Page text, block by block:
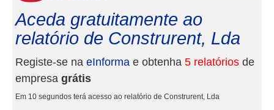
Aceda gratuitamente ao
relatório de Construrent, Lda
Registe-se na eInforma e obtenha 5 relatórios de
empresa grátis
Em 10 segundos terá acesso ao relatório de Construrent, Lda